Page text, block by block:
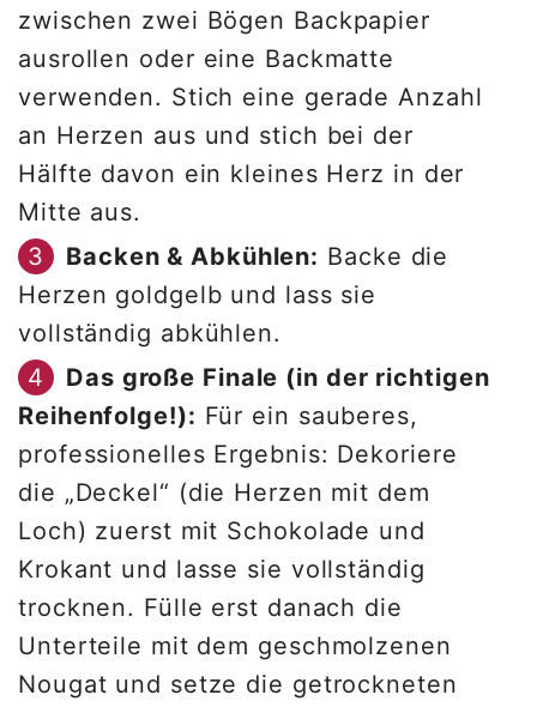
zwischen zwei Bögen Backpapier
ausrollen oder eine Backmatte
verwenden. Stich eine gerade Anzahl
an Herzen aus und stich bei der
Hälfte davon ein kleines Herz in der
Mitte aus.
Backen & Abkühlen: Backe die
Herzen goldgelb und lass sie
vollständig abkühlen.
Das große Finale (in der richtigen
Reihenfolge!): Für ein sauberes,
professionelles Ergebnis: Dekoriere
die „Deckel“ (die Herzen mit dem
Loch) zuerst mit Schokolade und
Krokant und lasse sie vollständig
trocknen. Fülle erst danach die
Unterteile mit dem geschmolzenen
Nougat und setze die getrockneten